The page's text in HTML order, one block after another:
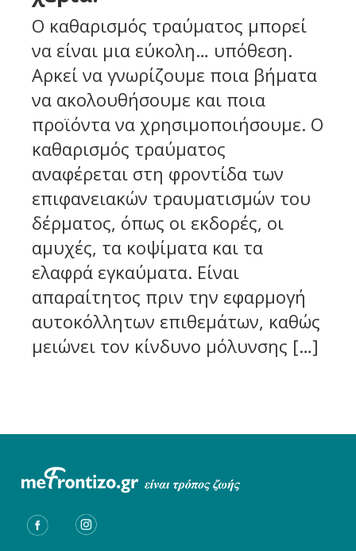
Ο καθαρισμός τραύματος μπορεί
να είναι μια εύκολη… υπόθεση.
Αρκεί να γνωρίζουμε ποια βήματα
να ακολουθήσουμε και ποια
προϊόντα να χρησιμοποιήσουμε. Ο
καθαρισμός τραύματος
αναφέρεται στη φροντίδα των
επιφανειακών τραυματισμών του
δέρματος, όπως οι εκδορές, οι
αμυχές, τα κοψίματα και τα
ελαφρά εγκαύματα. Είναι
απαραίτητος πριν την εφαρμογή
αυτοκόλλητων επιθεμάτων, καθώς
μειώνει τον κίνδυνο μόλυνσης […]